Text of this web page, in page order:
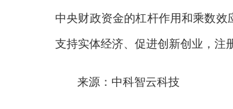
中央财政资金的杠杆作用和乘数效
支持实体经济、促进创新创业，注
来源：中科智云科技